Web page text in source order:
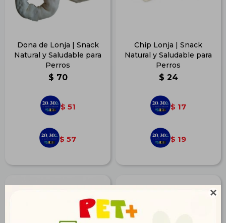

Dona de Lonja | Snack
Natural y Saludable para
Perros
$ 70
$ 51
$ 57
Chip Lonja | Snack
Natural y Saludable para
Perros
$ 24
$ 17
$ 19